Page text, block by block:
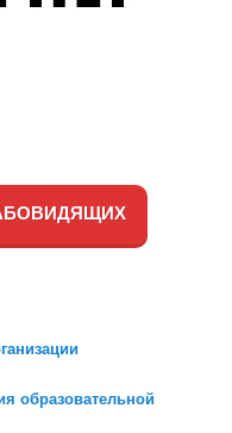
образовательной